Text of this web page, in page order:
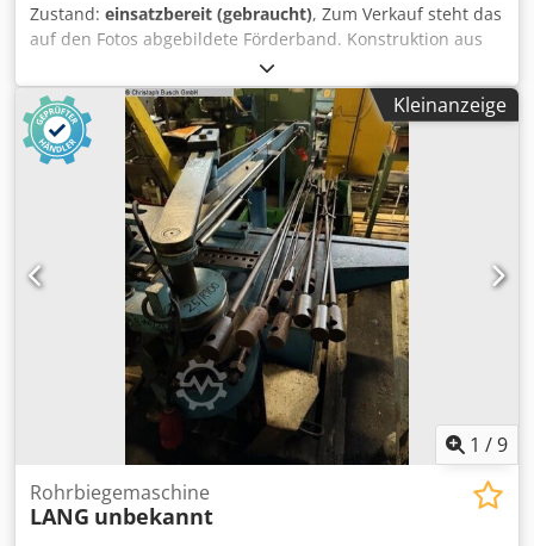
Zustand: einsatzbereit (gebraucht), Zum Verkauf steht das
auf den Fotos abgebildete Förderband. Konstruktion aus
Edelstahl. Für weitere Informationen stehe ich gerne zur
Verfügung. Cedpfx Ahew Alxdo Horf Möglichkeit des
Transports.
Kleinanzeige
1 /9
Rohrbiegemaschine
LANG unbekannt